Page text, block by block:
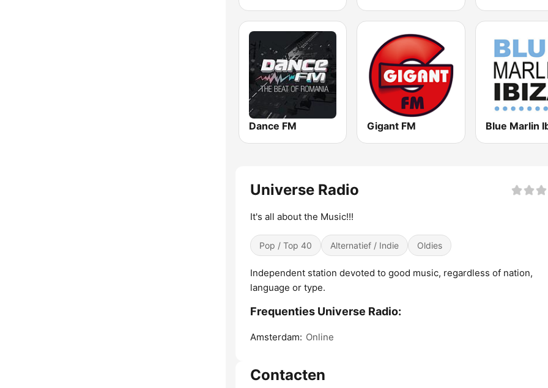
Dance FM Gigant FM
Universe Radio
It's all about the Music!!!
Pop / Top 40 Alternatief / Indie Oldies
Independent station devoted to good music, regardless of nation,
language or type.
Frequenties Universe Radio:
Amsterdam: Online
Contacten